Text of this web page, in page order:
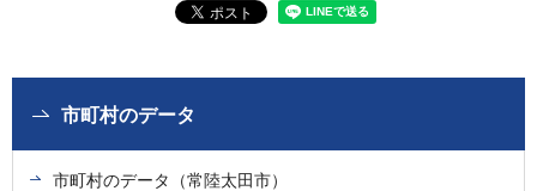
市町村のデータ
市町村のデータ（常陸太田市）